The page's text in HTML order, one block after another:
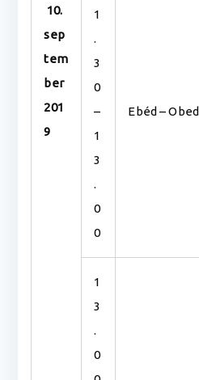
10.
sep
tem
ber
201
9
1
.
3
0
–
1
3
.
0
0
Ebéd – Obed
1
3
.
0